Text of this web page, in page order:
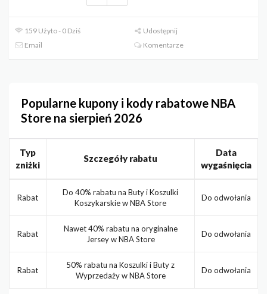
159 Użyto - 0 Dziś
Udostępnij
Email
Komentarze
Popularne kupony i kody rabatowe NBA
Store na sierpień 2026
Typ
zniżki
Szczegóły rabatu
Data
wygaśnięcia
Rabat
Do 40% rabatu na Buty i Koszulki
Koszykarskie w NBA Store
Do odwołania
Rabat
Nawet 40% rabatu na oryginalne
Jersey w NBA Store
Do odwołania
Rabat
50% rabatu na Koszulki i Buty z
Wyprzedaży w NBA Store
Do odwołania